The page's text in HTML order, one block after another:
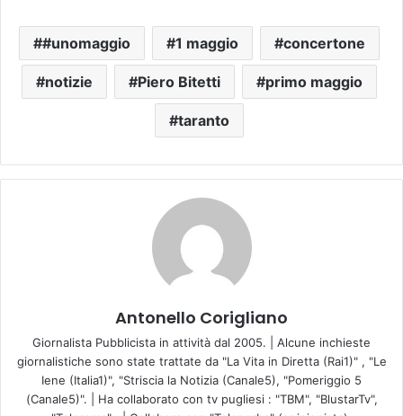
#unomaggio 1 maggio concertone
notizie Piero Bitetti primo maggio
taranto
Antonello Corigliano
Giornalista Pubblicista in attività dal 2005. | Alcune inchieste
giornalistiche sono state trattate da "La Vita in Diretta (Rai1)" , "Le
Iene (Italia1)", "Striscia la Notizia (Canale5), "Pomeriggio 5
(Canale5)". | Ha collaborato con tv pugliesi : "TBM", "BlustarTv",